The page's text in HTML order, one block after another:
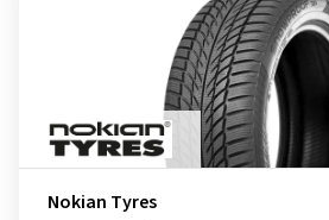
Nokian Tyres